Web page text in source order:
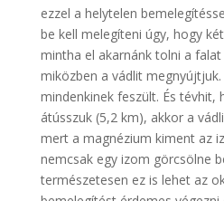
ezzel a helytelen
be kell melegíteni úgy, hogy
mintha el akarnánk tolni a
miközben a vádlit
mindenkinek feszült. És
átússzuk (5,2 km), akkor a
mert a magnézium kiment az
nemcsak egy izom görcsölne
természetesen ez is lehet az